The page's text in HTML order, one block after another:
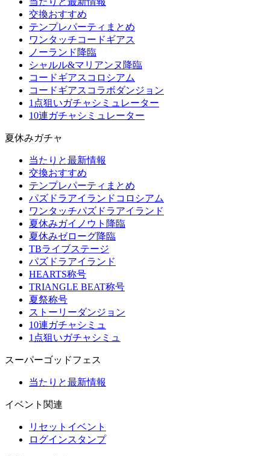
交換おすすめ
テンプレパーティまとめ
ワンタッチコードギアス
ノーランド降臨
シャルル&マリアンヌ降臨
コードギアスコロシアム
コードギアスコラボダンジョン
1点狙いガチャシミュレーター
10連ガチャシミュレーター
夏休みガチャ
当たりと最新情報
交換おすすめ
テンプレパーティまとめ
パズドラアイランドコロシアム
ワンタッチパズドラアイランド
夏休みガイノウト降臨
夏休みゼローグ降臨
TBライブステージ
パズドラアイランド
HEARTS称号
TRIANGLE BEAT称号
夏祭称号
ストーリーダンジョン
10連ガチャシミュ
1点狙いガチャシミュ
スーパーゴッドフェス
当たりと最新情報
イベント関連
リセットイベント
ログインスタンプ